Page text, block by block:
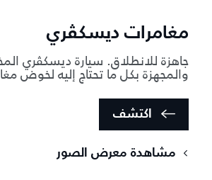
مغامرات ديسكڤري
جاهزة للانطلاق. سيارة ديسكڤري
والمجهزة بكل ما تحتاج إليه لخوض
اكتشف
مشاهدة معرض الصور